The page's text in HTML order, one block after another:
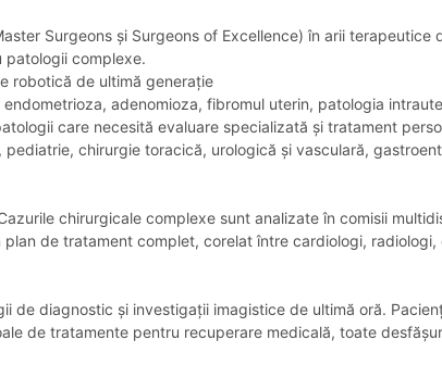
Surgeons și Surgeons of Excellence) în arii terapeutice
patologii complexe.
robotică de ultimă generație
adenomioza, fibromul uterin, patologia
care necesită evaluare specializată și tratament
chirurgie toracică, urologică și vasculară,
chirurgicale complexe sunt analizate în comisii
de tratament complet, corelat între cardiologi, radiologi,
de diagnostic și investigații imagistice de ultimă oră.
de tratamente pentru recuperare medicală, toate